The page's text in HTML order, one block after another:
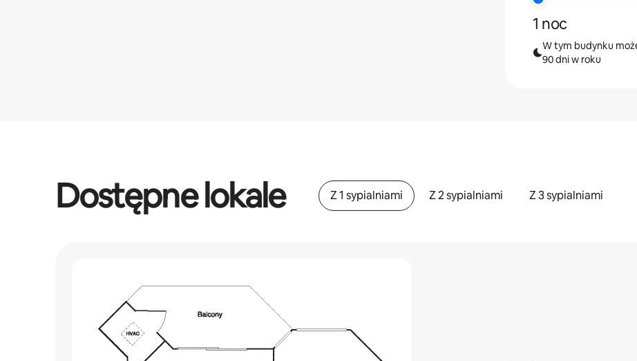
1 noc
W tym budynku
90 dni w roku
Dostępne lokale Z 1 sypialniami Z 2 sypialniami Z 3 sypialniami